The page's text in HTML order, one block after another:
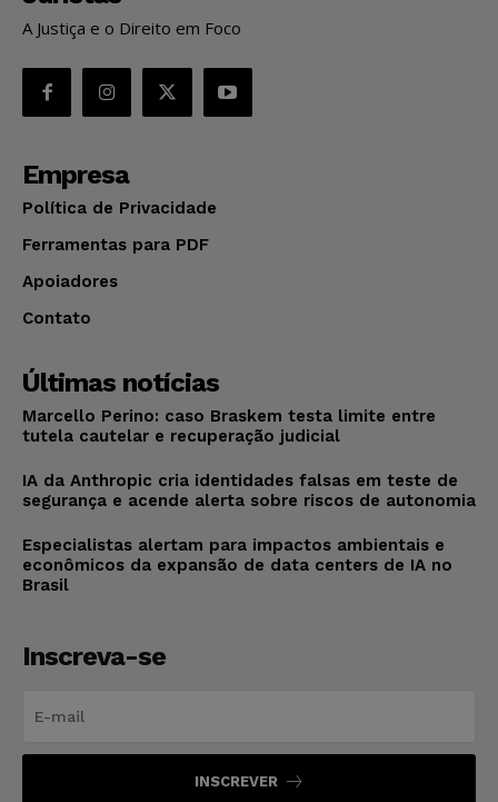
A Justiça e o Direito em Foco
Empresa
Política de Privacidade
Ferramentas para PDF
Apoiadores
Contato
Últimas notícias
Marcello Perino: caso Braskem testa limite entre
tutela cautelar e recuperação judicial
IA da Anthropic cria identidades falsas em teste de
segurança e acende alerta sobre riscos de autonomia
Especialistas alertam para impactos ambientais e
econômicos da expansão de data centers de IA no
Brasil
Inscreva-se
INSCREVER